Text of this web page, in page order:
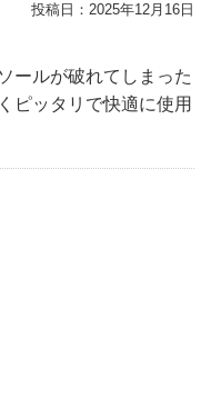
投稿日： 2025年12月16日
ールが破れてしまった
ピッタリで快適に使用